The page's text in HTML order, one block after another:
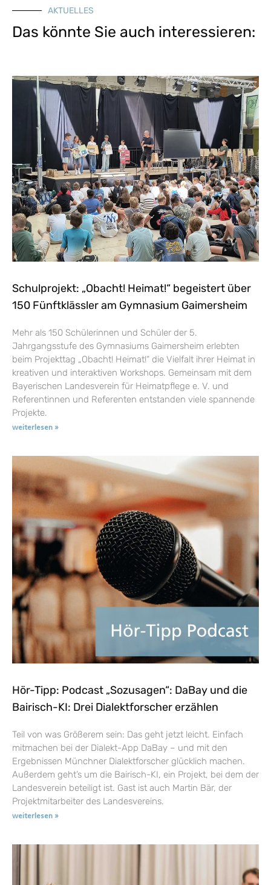
AKTUELLES
Das könnte Sie auch interessieren:
Schulprojekt: „Obacht! Heimat!“ begeistert über
150 Fünftklässler am Gymnasium Gaimersheim
Mehr als 150 Schülerinnen und Schüler der 5.
Jahrgangsstufe des Gymnasiums Gaimersheim erlebten
beim Projekttag „Obacht! Heimat!“ die Vielfalt ihrer Heimat in
kreativen und interaktiven Workshops. Gemeinsam mit dem
Bayerischen Landesverein für Heimatpflege e. V. und
Referentinnen und Referenten entstanden viele spannende
Projekte.
weiterlesen »
Hör-Tipp: Podcast „Sozusagen“: DaBay und die
Bairisch-KI: Drei Dialektforscher erzählen
Teil von was Größerem sein: Das geht jetzt leicht. Einfach
mitmachen bei der Dialekt-App DaBay – und mit den
Ergebnissen Münchner Dialektforscher glücklich machen.
Außerdem geht’s um die Bairisch-KI, ein Projekt, bei dem der
Landesverein beteiligt ist. Gast ist auch Martin Bär, der
Projektmitarbeiter des Landesvereins.
weiterlesen »